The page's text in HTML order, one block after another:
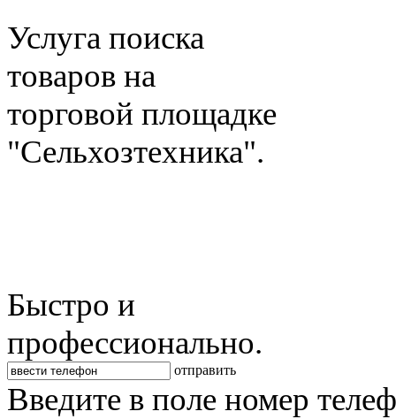
Услуга поиска
товаров на
торговой площадке
"Сельхозтехника".
Быстро и
профессионально.
отправить
Введите в поле номер